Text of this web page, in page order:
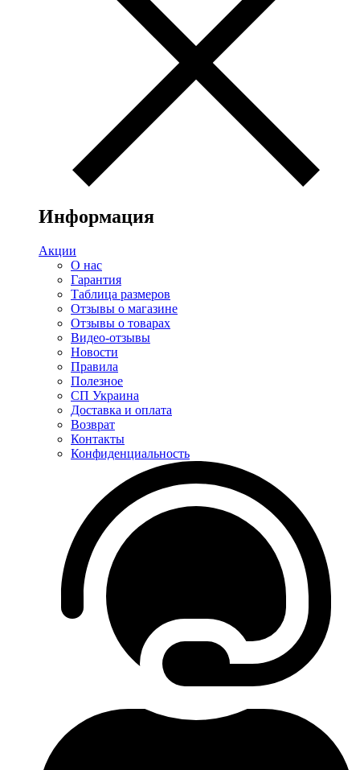
Информация
Акции
О нас
Гарантия
Таблица размеров
Отзывы о магазине
Отзывы о товарах
Видео-отзывы
Новости
Правила
Полезное
СП Украина
Доставка и оплата
Возврат
Контакты
Конфиденциальность